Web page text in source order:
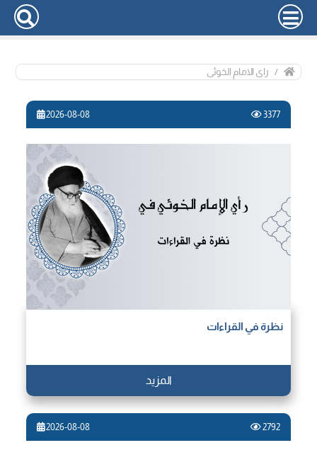
رای الامام الخوئی
3377
2026-08-08
نظرة في القراءات⁩
المزيد
2792
2026-08-08